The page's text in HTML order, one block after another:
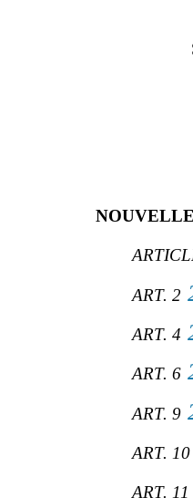
ART. 2
ART. 4
ART. 6
ART. 9
ART. 10
ART. 11